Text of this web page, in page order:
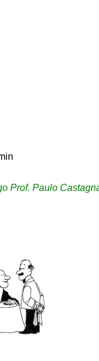
Prof. Paulo